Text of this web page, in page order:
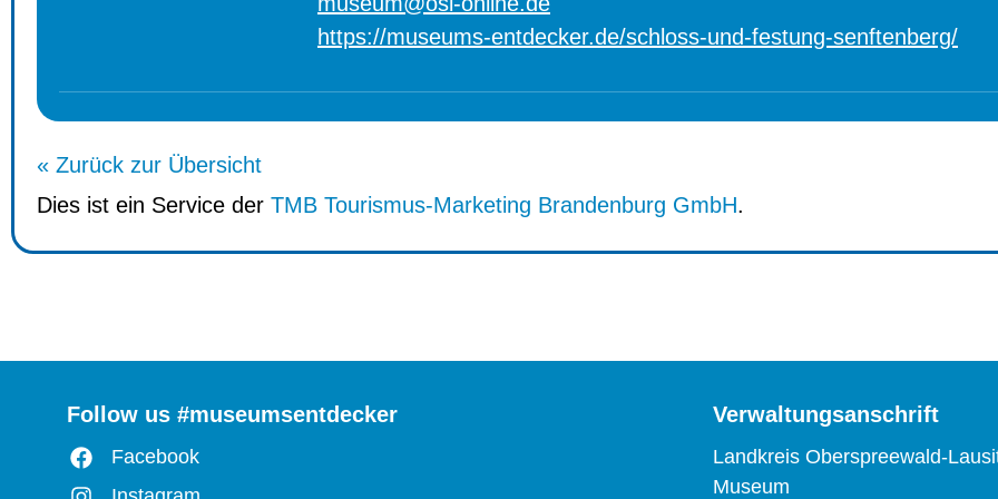
https://museums-entdecker.de/schloss-und-festung-senftenberg/
« Zurück zur Übersicht
Dies ist ein Service der TMB Tourismus-Marketing Brandenburg GmbH.
Follow us #museumsentdecker
Facebook
Verwaltungsanschrift
Landkreis Oberspreewald-
Museum